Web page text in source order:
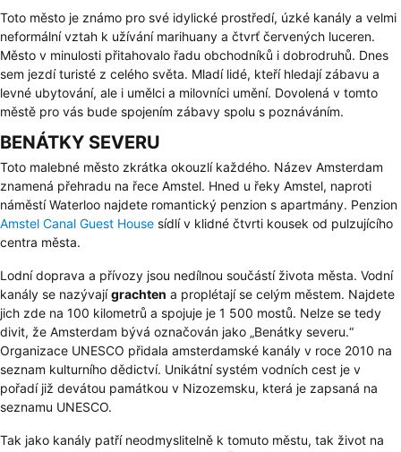
Toto město je známo pro své idylické prostředí, úzké kanály a velmi
neformální vztah k užívání marihuany a čtvrť červených luceren.
Město v minulosti přitahovalo řadu obchodníků i dobrodruhů. Dnes
sem jezdí turisté z celého světa. Mladí lidé, kteří hledají zábavu a
levné ubytování, ale i umělci a milovníci umění. Dovolená v tomto
městě pro vás bude spojením zábavy spolu s poznáváním.
BENÁTKY SEVERU
Toto malebné město zkrátka okouzlí každého. Název Amsterdam
znamená přehradu na řece Amstel. Hned u řeky Amstel, naproti
náměstí Waterloo najdete romantický penzion s apartmány. Penzion
Amstel Canal Guest House sídlí v klidné čtvrti kousek od pulzujícího
centra města.
Lodní doprava a přívozy jsou nedílnou součástí života města. Vodní
kanály se nazývajígrachten a proplétají se celým městem. Najdete
jich zde na 100 kilometrů a spojuje je 1 500 mostů. Nelze se tedy
divit, že Amsterdam bývá označován jako „Benátky severu.“
Organizace UNESCO přidala amsterdamské kanály v roce 2010 na
seznam kulturního dědictví. Unikátní systém vodních cest je v
pořadí již devátou památkou v Nizozemsku, která je zapsaná na
seznamu UNESCO.
Tak jako kanály patří neodmyslitelně k tomuto městu, tak život na